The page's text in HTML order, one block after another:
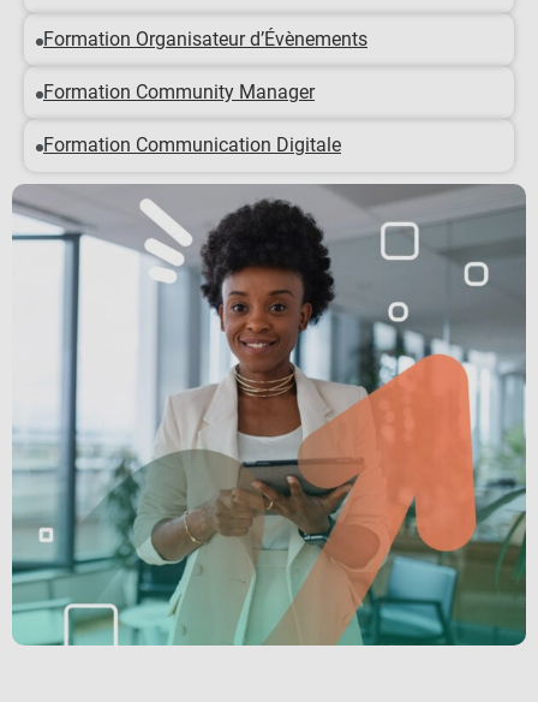
Formation Organisateur d’Évènements
Formation Community Manager
Formation Communication Digitale